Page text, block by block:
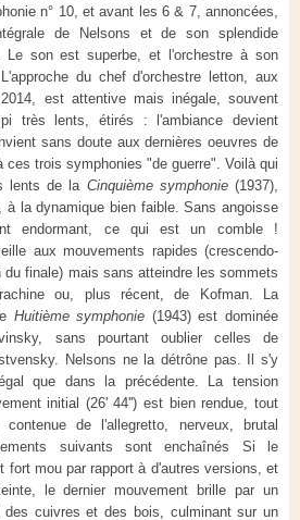
n° 10, et avant les 6 & 7, annoncées,
de Nelsons et de son splendide
Le son est superbe, et l'orchestre à son
du chef d'orchestre letton, aux
est attentive mais inégale, souvent
très lents, étirés : l'ambiance devient
sans doute aux dernières oeuvres de
trois symphonies "de guerre". Voilà qui
lents de la Cinquième symphonie(1937),
à la dynamique bien faible. Sans angoisse
endormant, ce qui est un comble !
aux mouvements rapides (crescendo-
du finale) mais sans atteindre les sommets
ou, plus récent, de Kofman. La
Huitième symphonie (1943) est dominée
sans pourtant oublier celles de
Nelsons ne la détrône pas. Il s'y
que dans la précédente. La tension
initial (26' 44'') est bien rendue, tout
de l'allegretto, nerveux, brutal
suivants sont enchaînés Si le
fort mou par rapport à d'autres versions, et
le dernier mouvement brille par un
des cuivres et des bois, culminant sur un